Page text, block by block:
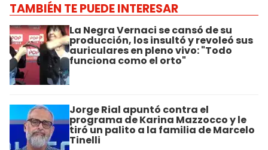
TAMBIÉN TE PUEDE INTERESAR
La Negra Vernaci se cansó de su
producción, los insultó y revoleó sus
auriculares en pleno vivo: "Todo
funciona como el orto"
Jorge Rial apuntó contra el
programa de Karina Mazzocco y le
tiró un palito a la familia de Marcelo
Tinelli